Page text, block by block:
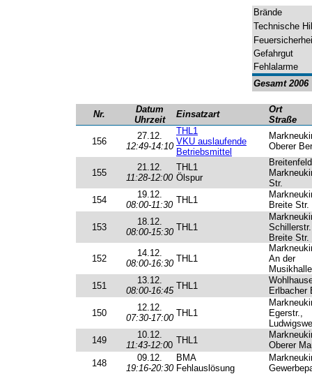
Brände
Technische
Gefahrgut
Fehlalarme
Gesamt 2006
Nr.
Datum
Uhrzeit
Einsatzart
Ort
Straße
156
27.12.
12:49-14:10
THL1
VKU auslaufende
Betriebsmittel
Oberer
155
21.12.
11:28-12:00
THL1
Ölspur
Breitenfeld
Str.
154
19.12.
08:00-11:30 THL1
Breite Str.
153
18.12.
08:00-15:30 THL1
Breite Str.
152
14.12.
08:00-16:30 THL1
An der
Musikhalle
151
13.12.
08:00-16:45 THL1
Erlbacher
150
12.12.
07:30-17:00 THL1
Egerstr.,
149
10.12.
11:43-12:00 THL1
Oberer
148
09.12.
19:16-20:30
BMA
Fehlauslösung